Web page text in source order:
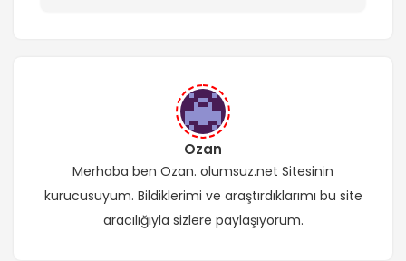
Ozan
Merhaba ben Ozan. olumsuz.net Sitesinin
kurucusuyum. Bildiklerimi ve araştırdıklarımı bu site
aracılığıyla sizlere paylaşıyorum.